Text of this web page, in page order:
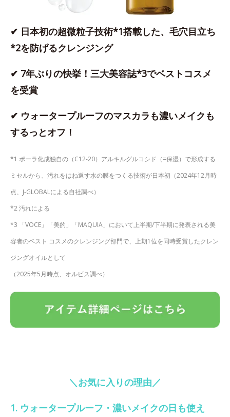
✔ 日本初の超微粒子技術*1搭載した、毛穴目立ち
*2を防げるクレンジング
✔ 7年ぶりの快挙！三大美容誌*3でベストコスメ
を受賞
✔ ウォータープルーフのマスカラも濃いメイクも
するっとオフ！
*1 ポーラ化成独自の（C12-20）アルキルグルコシド（=保湿）で形成する
ミセルから、汚れをはね返す水の膜をつくる技術が日本初（2024年12月時
点、J-GLOBALによる自社調べ）
*2 汚れによる
*3 「VOCE」「美的」「MAQUIA」において上半期/下半期に発表される美
容者のベスト コスメのクレンジング部門で、上期1位を同時受賞したクレン
ジングオイルとして
（2025年5月時点、オルビス調べ）
＼お気に入りの理由／
1. ウォータープルーフ・濃いメイクの日も使え